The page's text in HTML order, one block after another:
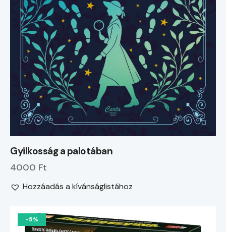
Gyilkosság a palotában
4000 Ft
Hozzáadás a kívánságlistához
-5%